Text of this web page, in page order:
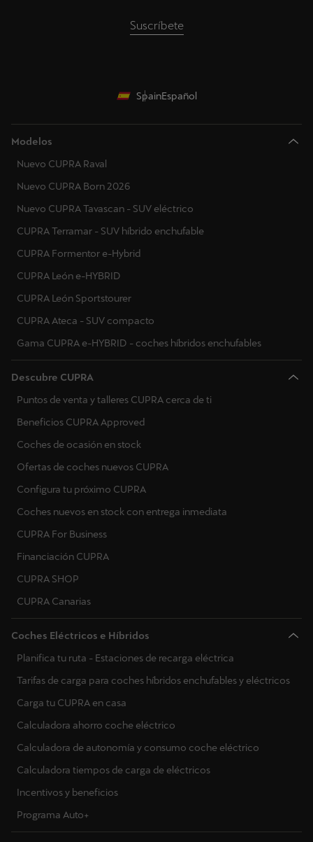
Suscríbete
SpainEspañol
Modelos
Nuevo CUPRA Raval
Nuevo CUPRA Born 2026
Nuevo CUPRA Tavascan - SUV eléctrico
CUPRA Terramar - SUV híbrido enchufable
CUPRA Formentor e-Hybrid
CUPRA León e-HYBRID
CUPRA León Sportstourer
CUPRA Ateca - SUV compacto
Gama CUPRA e-HYBRID - coches híbridos enchufables
Descubre CUPRA
Puntos de venta y talleres CUPRA cerca de ti
Beneficios CUPRA Approved
Coches de ocasión en stock
Ofertas de coches nuevos CUPRA
Configura tu próximo CUPRA
Coches nuevos en stock con entrega inmediata
CUPRA For Business
Financiación CUPRA
CUPRA SHOP
CUPRA Canarias
Coches Eléctricos e Híbridos
Planifica tu ruta - Estaciones de recarga eléctrica
Tarifas de carga para coches híbridos enchufables y eléctricos
Carga tu CUPRA en casa
Calculadora ahorro coche eléctrico
Calculadora de autonomía y consumo coche eléctrico
Calculadora tiempos de carga de eléctricos
Incentivos y beneficios
Programa Auto+